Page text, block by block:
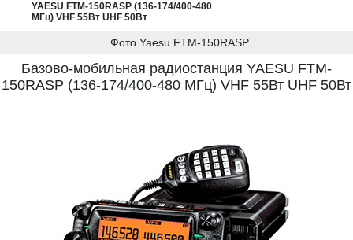
YAESU FTM-150RASP (136-174/400-480
МГц) VHF 55Вт UHF 50Вт
Фото Yaesu FTM-150RASP
Базово-мобильная радиостанция YAESU FTM-
150RASP (136-174/400-480 МГц) VHF 55Вт UHF 50Вт